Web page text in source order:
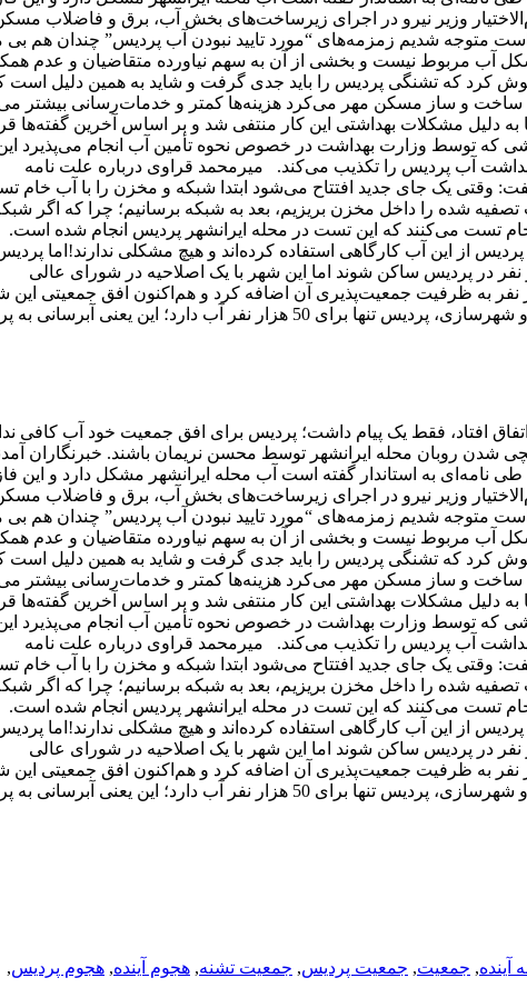
وزیر نیرو در اجرای زیرساخت‌های بخش آب، برق و فاضلاب
متوجه شدیم زمزمه‌های “مورد تایید نبودن آب پردیس” چندان هم بی
آب مربوط نیست و بخشی از آن به سهم نیاورده متقاضیان و عدم
کرد که تشنگی پردیس را باید جدی گرفت و شاید به همین دلیل است
ساخت و ساز مسکن مهر می‌کرد هزینه‌ها کمتر و خدمات‌رسانی بیشتر
دلیل مشکلات بهداشتی این کار منتفی شد و بر اساس آخرین گفته‌ها
که توسط وزارت بهداشت در خصوص نحوه تأمین آب انجام می‌پذیرد این
آب پردیس را تکذیب می‌کند. میرمحمد قراوی درباره علت نامه
آبفای استان تهران مبنی بر لزوم جلوگیری از افتتاح فاز 11 گفت: وقتی یک جای جدید افتتاح می‌شود ابتدا شبکه و مخزن را با آب
شده را داخل مخزن بریزیم، بعد به شبکه برسانیم؛ چرا که اگر
خام تست می‌کنند که این تست در محله ایرانشهر پردیس انجام شده است.
پیمانکاران و 15-16 کارگر و پرسنل پردیس از این آب کارگاهی استفاده کرده‌اند و هیچ مشکلی ندارند!اما
چه جمعیتی پیش‌بینی شده است؟ از ابتدا قرار بود 180 هزار نفر در پردیس ساکن شوند اما این شهر با یک اصلاحیه در شورای عالی
معماری برای ایجاد مسکن مهر مواجه شد که حدود 320 هزار نفر به ظرفیت جمعیت‌پذیری آن اضافه کرد و هم‌اکنون افق جمعیتی
حدود 530 هزار نفر است؛ در حالی که به اذعان عباس آخوندی وزیر راه و شهرسازی، پردیس تنها برای 50 هزار نفر آب دارد؛ این یعنی
سومین بار اتفاق افتاد، فقط یک پیام داشت؛ پردیس برای افق جمعیت خود آب کافی
تا شاهد قیچی شدن روبان محله ایرانشهر توسط محسن نریمان باشند. خبرنگاران
نامه‌ای به استاندار گفته است آب محله ایرانشهر مشکل دارد و این فاز
وزیر نیرو در اجرای زیرساخت‌های بخش آب، برق و فاضلاب
متوجه شدیم زمزمه‌های “مورد تایید نبودن آب پردیس” چندان هم بی
آب مربوط نیست و بخشی از آن به سهم نیاورده متقاضیان و عدم
کرد که تشنگی پردیس را باید جدی گرفت و شاید به همین دلیل است
ساخت و ساز مسکن مهر می‌کرد هزینه‌ها کمتر و خدمات‌رسانی بیشتر
دلیل مشکلات بهداشتی این کار منتفی شد و بر اساس آخرین گفته‌ها
که توسط وزارت بهداشت در خصوص نحوه تأمین آب انجام می‌پذیرد این
آب پردیس را تکذیب می‌کند. میرمحمد قراوی درباره علت نامه
آبفای استان تهران مبنی بر لزوم جلوگیری از افتتاح فاز 11 گفت: وقتی یک جای جدید افتتاح می‌شود ابتدا شبکه و مخزن را با آب
شده را داخل مخزن بریزیم، بعد به شبکه برسانیم؛ چرا که اگر
خام تست می‌کنند که این تست در محله ایرانشهر پردیس انجام شده است.
پیمانکاران و 15-16 کارگر و پرسنل پردیس از این آب کارگاهی استفاده کرده‌اند و هیچ مشکلی ندارند!اما
چه جمعیتی پیش‌بینی شده است؟ از ابتدا قرار بود 180 هزار نفر در پردیس ساکن شوند اما این شهر با یک اصلاحیه در شورای عالی
معماری برای ایجاد مسکن مهر مواجه شد که حدود 320 هزار نفر به ظرفیت جمعیت‌پذیری آن اضافه کرد و هم‌اکنون افق جمعیتی
حدود 530 هزار نفر است؛ در حالی که به اذعان عباس آخوندی وزیر راه و شهرسازی، پردیس تنها برای 50 هزار نفر آب دارد؛ این یعنی
آینده, جمعیت, جمعیت پردیس, جمعیت تشنه, هجوم آینده, هجوم پردیس,